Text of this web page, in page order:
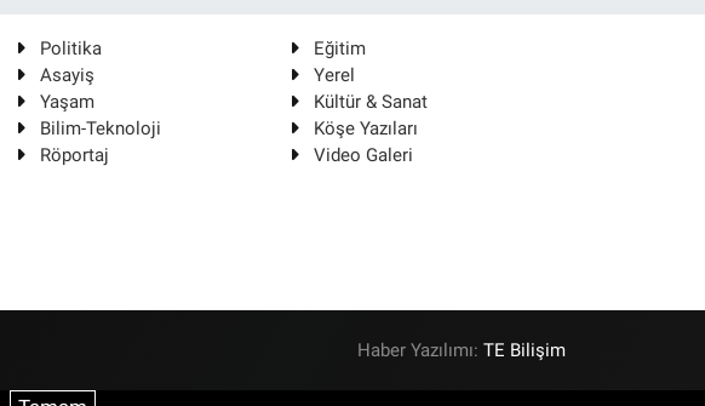
Politika
Eğitim
Asayiş
Yerel
Yaşam
Kültür & Sanat
Bilim-Teknoloji
Köşe Yazıları
Röportaj
Video Galeri
Haber Yazılımı:TE Bilişim